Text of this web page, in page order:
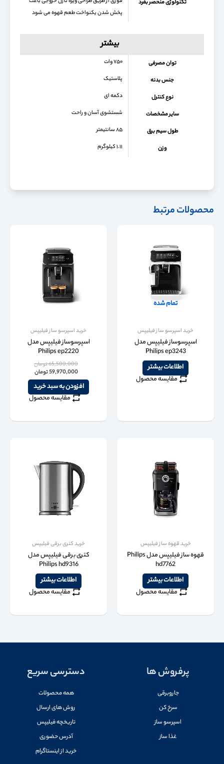
تکنولوژی منحصر بفرد
پخش شدن یکنواخت طعم قهوه می شود
بیشتر
توان مصرفی ۷۵۰ وات
جنس بدنه پلاستیک
نوع کنترل دکمه ای
سایر مشخصات شستشوی آسان و راحت
طول سیم برق ۸۵ سانتیمتر
وزن ۱.۱۱ کیلوگرم
محصولات مرتبط
تمام شده
خرید اسپرسو ساز فیلیپس
اسپرسوساز فیلیپس مدل
Philips ep3243
اطلاعات بیشتر
مقایسه محصول
خرید اسپرسو ساز فیلیپس
اسپرسوساز فیلیپس مدل
Philips ep2220
65,500,000تومان
59,970,000تومان
افزودن به سبد خرید
مقایسه محصول
خرید قهوه ساز فیلیپس
قهوه ساز فیلیپس مدل Philips
hd7762
اطلاعات بیشتر
مقایسه محصول
خرید کتری برقی فیلیپس
کتری برقی فیلیپس مدل
Philips hd9316
اطلاعات بیشتر
مقایسه محصول
پرفروش ها
جاروبرقی
سرخ کن
اسپرسو ساز
غذا ساز
دسترسی سریع
همه محصولات
روش های ارسال
تاریخچه فیلیپس
آدرس حضوری
خرید از اینستاگرام